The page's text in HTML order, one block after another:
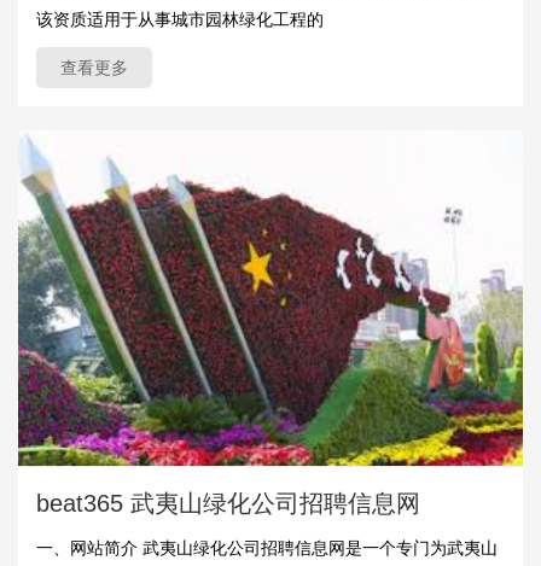
该资质适用于从事城市园林绿化工程的
查看更多
beat365 武夷山绿化公司招聘信息网
一、网站简介 武夷山绿化公司招聘信息网是一个专门为武夷山